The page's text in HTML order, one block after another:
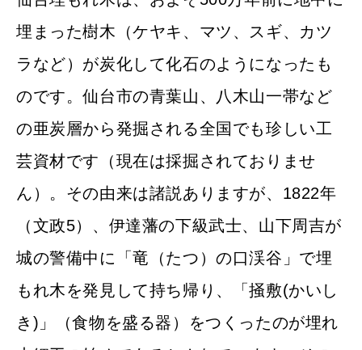
埋まった樹木（ケヤキ、マツ、スギ、カツ
ラなど）が炭化して化石のようになったも
のです。仙台市の青葉山、八木山一帯など
の亜炭層から発掘される全国でも珍しい工
芸資材です（現在は採掘されておりませ
ん）。その由来は諸説ありますが、1822年
（文政5）、伊達藩の下級武士、山下周吉が
城の警備中に「竜（たつ）の口渓谷」で埋
もれ木を発見して持ち帰り、「掻敷(かいし
き)」（食物を盛る器）をつくったのが埋れ